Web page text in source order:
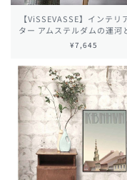
【ViSSEVASSE】インテリ
ター アムステルダムの運河
¥7,645